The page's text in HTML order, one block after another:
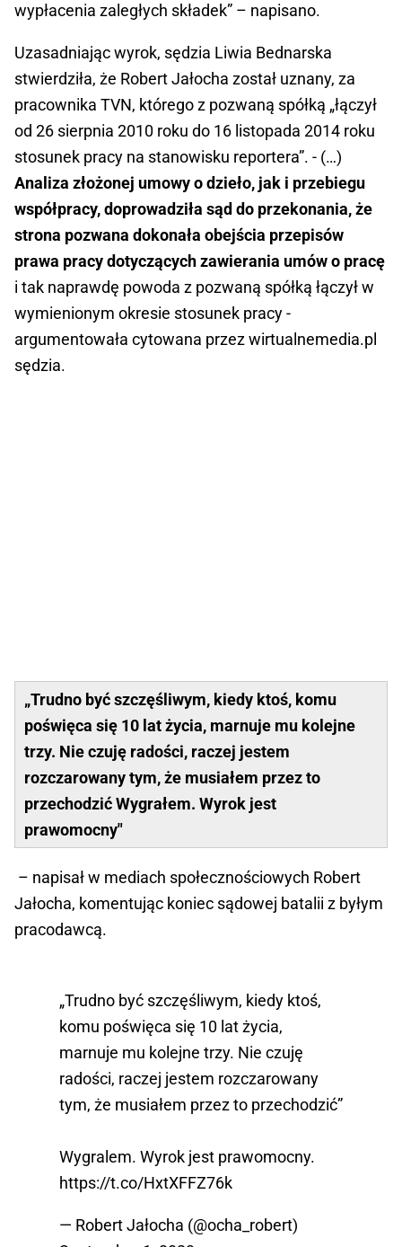
wypłacenia zaległych składek” – napisano.
Uzasadniając wyrok, sędzia Liwia Bednarska
stwierdziła, że Robert Jałocha został uznany, za
pracownika TVN, którego z pozwaną spółką „łączył
od 26 sierpnia 2010 roku do 16 listopada 2014 roku
stosunek pracy na stanowisku reportera”. - (…)
Analiza złożonej umowy o dzieło, jak i przebiegu
współpracy, doprowadziła sąd do przekonania, że
strona pozwana dokonała obejścia przepisów
prawa pracy dotyczących zawierania umów o pracę
i tak naprawdę powoda z pozwaną spółką łączył w
wymienionym okresie stosunek pracy -
argumentowała cytowana przez wirtualnemedia.pl
sędzia.
„Trudno być szczęśliwym, kiedy ktoś, komu
poświęca się 10 lat życia, marnuje mu kolejne
trzy. Nie czuję radości, raczej jestem
rozczarowany tym, że musiałem przez to
przechodzić Wygrałem. Wyrok jest
prawomocny"
– napisał w mediach społecznościowych Robert
Jałocha, komentując koniec sądowej batalii z byłym
pracodawcą.
„Trudno być szczęśliwym, kiedy ktoś,
komu poświęca się 10 lat życia,
marnuje mu kolejne trzy. Nie czuję
radości, raczej jestem rozczarowany
tym, że musiałem przez to przechodzić”
Wygralem. Wyrok jest prawomocny.
https://t.co/HxtXFFZ76k
— Robert Jałocha (@ocha_robert)